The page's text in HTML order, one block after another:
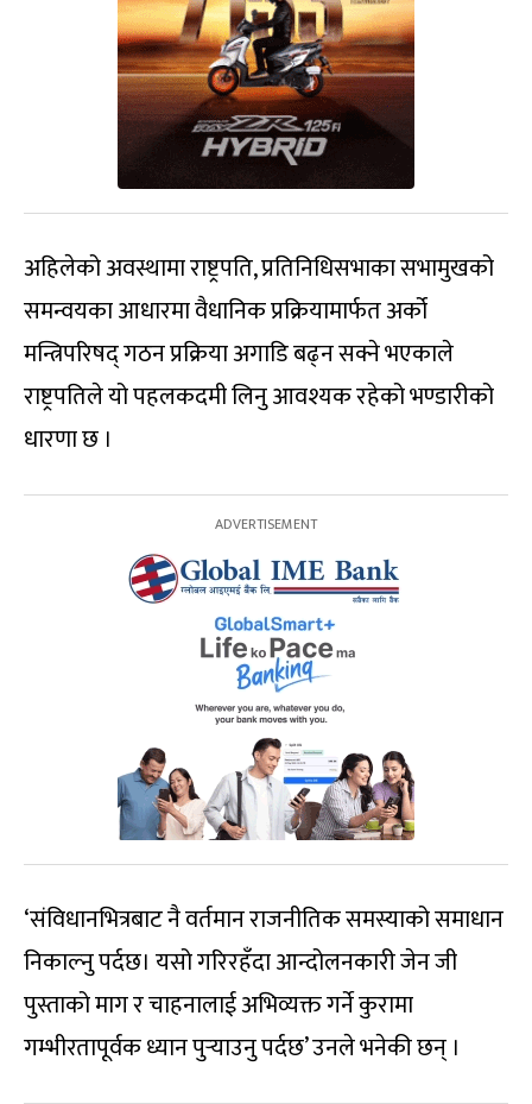
अहिलेको अवस्थामा राष्ट्रपति, प्रतिनिधिसभाका सभामुखको
समन्वयका आधारमा वैधानिक प्रक्रियामार्फत अर्को
मन्त्रिपरिषद् गठन प्रक्रिया अगाडि बढ्न सक्ने भएकाले
राष्ट्रपतिले यो पहलकदमी लिनु आवश्यक रहेको भण्डारीको
धारणा छ ।
‘संविधानभित्रबाट नै वर्तमान राजनीतिक समस्याको समाधान
निकाल्नु पर्दछ। यसो गरिरहँदा आन्दोलनकारी जेन जी
पुस्ताको माग र चाहनालाई अभिव्यक्त गर्ने कुरामा
गम्भीरतापूर्वक ध्यान पुऱ्याउनु पर्दछ’ उनले भनेकी छन् ।